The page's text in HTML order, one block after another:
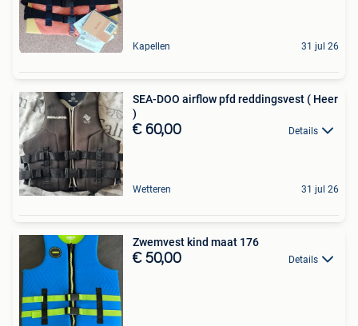
Kapellen 31 jul 26
SEA-DOO airflow pfd reddingsvest ( Heer
)
€ 60,00 Details
Wetteren 31 jul 26
Zwemvest kind maat 176
€ 50,00 Details